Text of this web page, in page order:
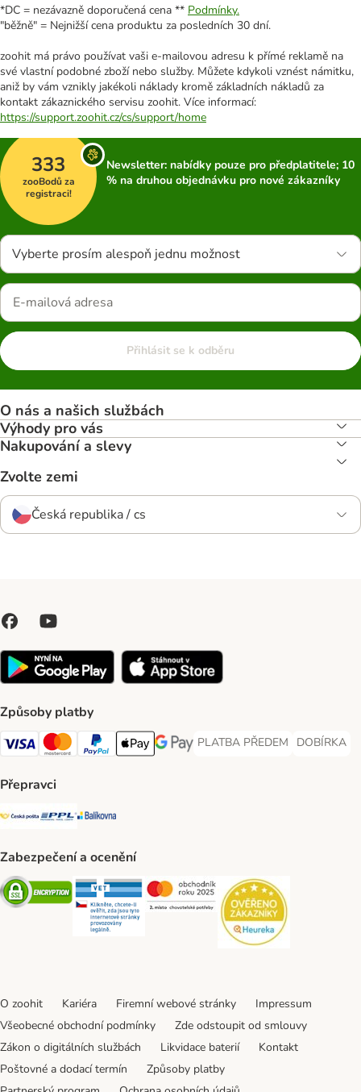
*DC = nezávazně doporučená cena ** Podmínky.
"běžně" = Nejnižší cena produktu za posledních 30 dní.
zoohit má právo používat vaši e-mailovou adresu k přímé reklamě na
své vlastní podobné zboží nebo služby. Můžete kdykoli vznést námitku,
aniž by vám vznikly jakékoli náklady kromě základních nákladů za
kontakt zákaznického servisu zoohit. Více informací:
https://support.zoohit.cz/cs/support/home
333
zooBodů za
registraci!
Newsletter: nabídky pouze pro předplatitele; 10
% na druhou objednávku pro nové zákazníky
Vyberte prosím alespoň jednu možnost
Přihlásit se k odběru
O nás a našich službách
Výhody pro vás
Nakupování a slevy
Zvolte zemi
Česká republika / cs
Způsoby platby
Visa Payment Method
Mastercard Payment Method
PayPal Payment Method
Apple pay Payment Method
GooglePay Payment Method
PLATBA PŘEDEM
PLATBA PŘEDEM Payment
DOBÍRKA
DOBÍRKA
Přepravci
Česká pošta Shipping Method
PPL Shipping Method
Balíkovna Shipping Method
Zabezpečení a ocenění
Security Security Security
O zoohit Kariéra Firemní webové stránky
Impressum
Všeobecné obchodní podmínky
Zde odstoupit od smlouvy
Zákon o digitálních službách
Likvidace baterií
Kontakt
Poštovné a dodací termín
Způsoby platby